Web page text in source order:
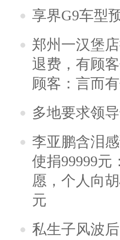
享界G9车型
郑州一汉堡
退费，有顾
顾客：言而
多地要求领
李亚鹏含泪
使捐99999元
愿，个人向
元
私生子风波